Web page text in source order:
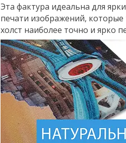
Эта фактура идеальна для
печати изображений, которые
холст наиболее точно и ярко